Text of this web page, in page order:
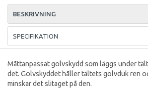
BESKRIVNING
SPECIFIKATION
Måttanpassat golvskydd som läggs under
det. Golvskyddet håller tältets golvduk ren
minskar det slitaget på den.